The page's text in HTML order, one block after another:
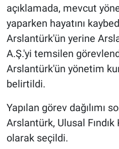
açıklamada, mevcut
yaparken hayatını
Arslantürk'ün yerine
A.Ş.'yi temsilen
Arslantürk'ün yönetim
belirtildi.
Yapılan görev dağılımı
Arslantürk, Ulusal
olarak seçildi.